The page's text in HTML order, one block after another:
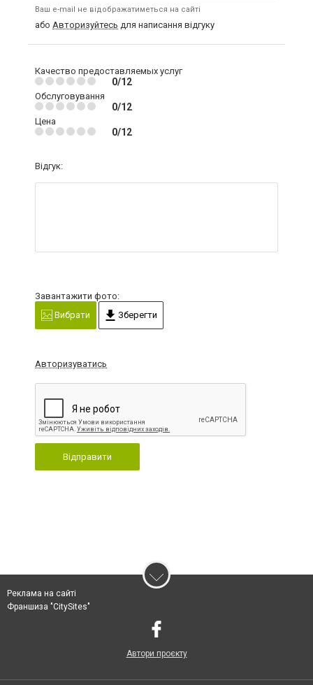
Ваш e-mail не відображатиметься на сайті
або Авторизуйтесь для написання відгуку
Качество предоставляемых услуг
0/12
Обслуговування
0/12
Цена
0/12
Відгук:
Завантажити фото:
Вибрати
Зберегти
Авторизуватись
Відправити
Реклама на сайті
Франшиза "CitySites"
Автори проєкту